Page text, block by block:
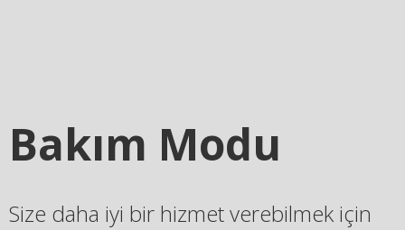
Bakım Modu
Size daha iyi bir hizmet verebilmek için